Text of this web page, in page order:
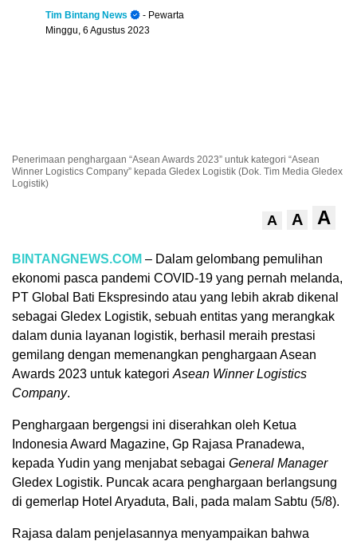
Tim Bintang News
- Pewarta
Minggu, 6 Agustus 2023
Penerimaan penghargaan “Asean Awards 2023” untuk kategori “Asean
Winner Logistics Company” kepada Gledex Logistik (Dok. Tim Media Gledex
Logistik)
A A A
BINTANGNEWS.COM – Dalam gelombang pemulihan
ekonomi pasca pandemi COVID-19 yang pernah melanda,
PT Global Bati Ekspresindo atau yang lebih akrab dikenal
sebagai Gledex Logistik, sebuah entitas yang merangkak
dalam dunia layanan logistik, berhasil meraih prestasi
gemilang dengan memenangkan penghargaan Asean
Awards 2023 untuk kategoriAsean Winner Logistics
Company.
Penghargaan bergengsi ini diserahkan oleh Ketua
Indonesia Award Magazine, Gp Rajasa Pranadewa,
kepada Yudin yang menjabat sebagai General Manager
Gledex Logistik. Puncak acara penghargaan berlangsung
di gemerlap Hotel Aryaduta, Bali, pada malam Sabtu (5/8).
Rajasa dalam penjelasannya menyampaikan bahwa